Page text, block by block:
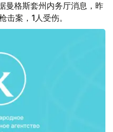
曼格斯套州内务厅消息，昨
击案，1人受伤。